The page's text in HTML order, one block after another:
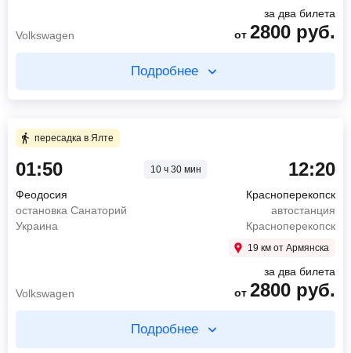
Volkswagen
за два билета
от 2800 руб.
Подробнее
2 ч 55 мин в пути
01:50
04:45
остановка Массандра
от1120 руб.
пересадка в Ялте
01:50 10 ч 30 мин
Феодосия
остановка Санаторий
Украина
12:20
Красноперекопск
автостанция
Красноперекопск
19 км от Армянска
Volkswagen
за два билета
от 2800 руб.
Подробнее